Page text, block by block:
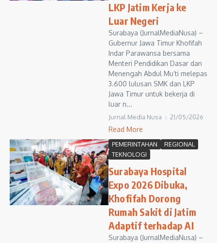
LKP Jatim Kerja ke
Luar Negeri
Surabaya (JurnalMediaNusa) –
Gubernur Jawa Timur Khofifah
Indar Parawansa bersama
Menteri Pendidikan Dasar dan
Menengah Abdul Mu’ti melepas
3.600 lulusan SMK dan LKP
Jawa Timur untuk bekerja di
luar n...
Jurnal Media Nusa 21/05/2026
Read More
PEMERINTAHAN
REGIONAL
TEKNOLOGI
Surabaya Hospital
Expo 2026 Dibuka,
Khofifah Dorong
Rumah Sakit di Jatim
Adaptif terhadap AI
Surabaya (JurnalMediaNusa) –